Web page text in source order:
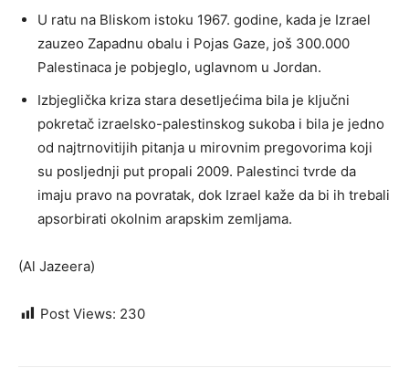
U ratu na Bliskom istoku 1967. godine, kada je Izrael
zauzeo Zapadnu obalu i Pojas Gaze, još 300.000
Palestinaca je pobjeglo, uglavnom u Jordan.
Izbjeglička kriza stara desetljećima bila je ključni
pokretač izraelsko-palestinskog sukoba i bila je jedno
od najtrnovitijih pitanja u mirovnim pregovorima koji
su posljednji put propali 2009. Palestinci tvrde da
imaju pravo na povratak, dok Izrael kaže da bi ih trebali
apsorbirati okolnim arapskim zemljama.
(Al Jazeera)
Post Views: 230